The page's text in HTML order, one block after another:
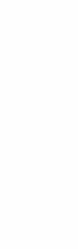
orientée ouest
Grande. Situé